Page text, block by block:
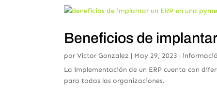
Beneficios de
por Victor Gonzalez | May 29, 2023 |
La implementación de un ERP cuenta con
para todas las organizaciones.